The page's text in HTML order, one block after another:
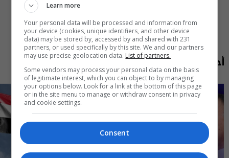
أحدث الحلقات
Learn more
Your personal data will be processed and information from
your device (cookies, unique identifiers, and other device
data) may be stored by, accessed by and shared with 231
partners, or used specifically by this site. We and our partners
may use precise geolocation data. List of partners.
Some vendors may process your personal data on the basis
of legitimate interest, which you can object to by managing
your options below. Look for a link at the bottom of this page
or in the site menu to manage or withdraw consent in privacy
and cookie settings.
Consent